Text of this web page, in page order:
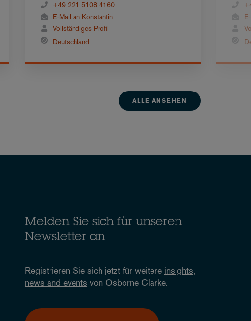
+49 221 5108 4160
E-Mail an Konstantin
Vollständiges Profil
Deutschland
ALLE ANSEHEN
Melden Sie sich für unseren
Newsletter an
Registrieren Sie sich jetzt für weitere insights,
news and events von Osborne Clarke.